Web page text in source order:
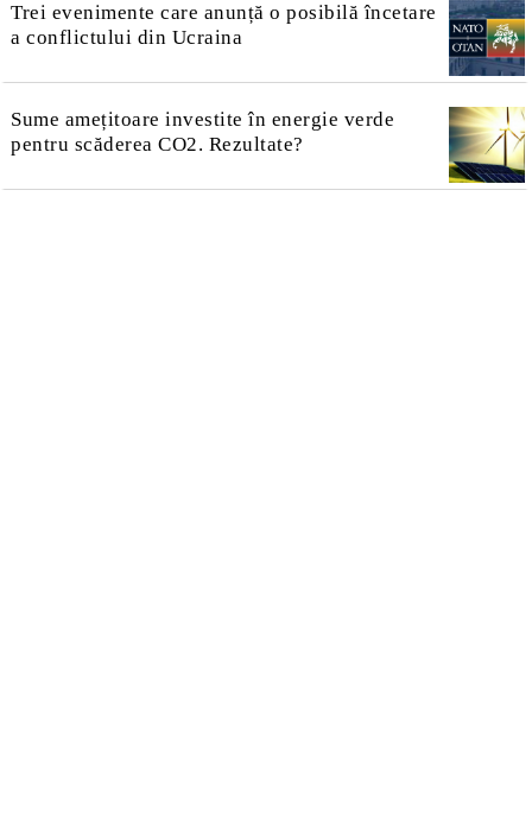
Trei evenimente care anunță o posibilă încetare
a conflictului din Ucraina
Sume amețitoare investite în energie verde
pentru scăderea CO2. Rezultate?